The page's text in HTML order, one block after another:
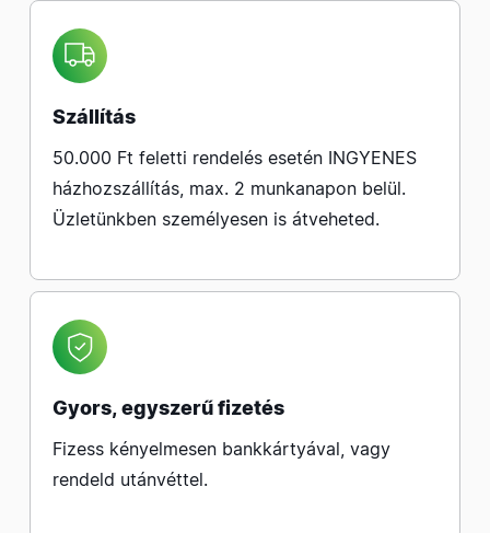
Szállítás
50.000 Ft feletti rendelés esetén INGYENES
házhozszállítás, max. 2 munkanapon belül.
Üzletünkben személyesen is átveheted.
Gyors, egyszerű fizetés
Fizess kényelmesen bankkártyával, vagy
rendeld utánvéttel.